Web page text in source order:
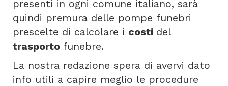
presenti in ogni comune italiano, sarà
quindi premura delle pompe funebri
prescelte di calcolare i costi del
trasporto funebre.
La nostra redazione spera di avervi dato
info utili a capire meglio le procedure